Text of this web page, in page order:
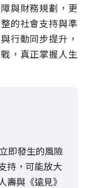
與財務規劃，更
的社會支持與準
行動同步提升，
，真正掌握人生
即發生的風險
持，可能放大
壽與《遠見》